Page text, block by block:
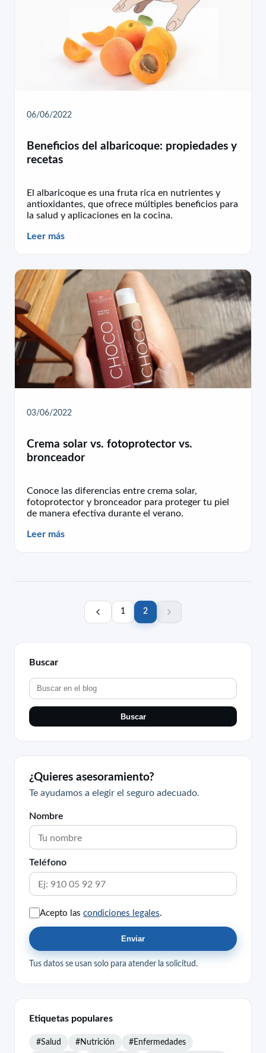
06/06/2022
Beneficios del albaricoque: propiedades y
recetas
El albaricoque es una fruta rica en nutrientes y
antioxidantes, que ofrece múltiples beneficios para
la salud y aplicaciones en la cocina.
Leer más
03/06/2022
Crema solar vs. fotoprotector vs.
bronceador
Conoce las diferencias entre crema solar,
fotoprotector y bronceador para proteger tu piel
de manera efectiva durante el verano.
Leer más
1 2
Buscar
Buscar
¿Quieres asesoramiento?
Te ayudamos a elegir el seguro adecuado.
Nombre
Teléfono
Acepto las condiciones legales
Enviar
Tus datos se usan solo para atender la solicitud.
Etiquetas populares
#Salud #Nutrición #Enfermedades